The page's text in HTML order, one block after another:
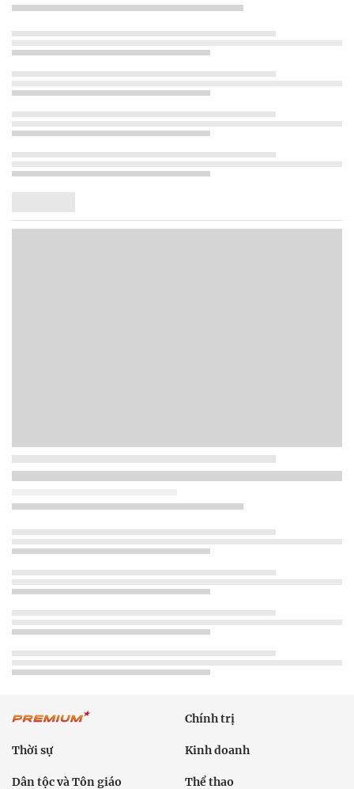
Chính trị
Thời sự Kinh doanh
Dân tộc và Tôn giáo Thể thao